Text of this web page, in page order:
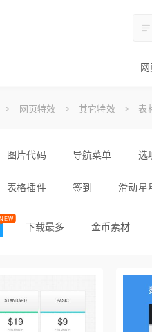
> 网页特效 > 其它特效 > 表
图片代码 导航菜单 选
表格插件 签到 滑动星
投票
js插件 音频播放器
下载最多 金币素材